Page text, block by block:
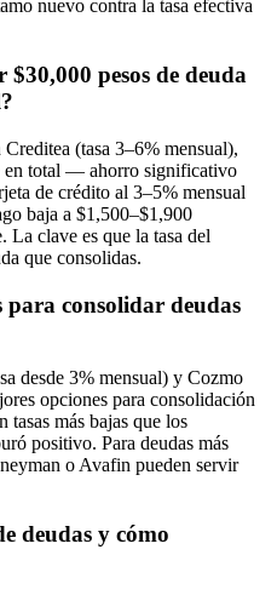
nuevo contra la tasa efectiva
pesos de deuda
(tasa 3–6% mensual),
en total — ahorro significativo
de crédito al 3–5% mensual
baja a $1,500–$1,900
La clave es que la tasa del
que consolidas.
para consolidar deudas
desde 3% mensual) y Cozmo
opciones para consolidación
tasas más bajas que los
positivo. Para deudas más
o Avafin pueden servir
deudas y cómo